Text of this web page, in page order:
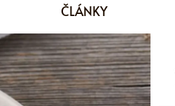
ČLÁNKY